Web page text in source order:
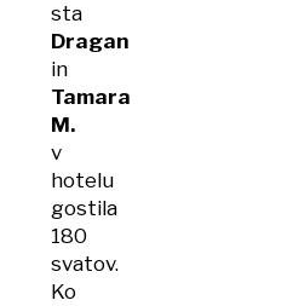
sta
Dragan
in
Tamara
M.
v
hotelu
gostila
180
svatov.
Ko